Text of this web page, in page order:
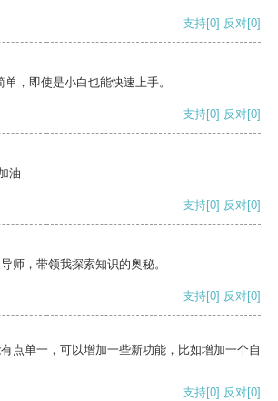
支持[0] 反对[0]
，即使是小白也能快速上手。
支持[0] 反对[0]
油
支持[0] 反对[0]
师，带领我探索知识的奥秘。
支持[0] 反对[0]
点单一，可以增加一些新功能，比如增加一个自
支持[0] 反对[0]